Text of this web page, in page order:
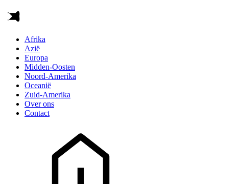
Afrika
Azië
Europa
Midden-Oosten
Noord-Amerika
Oceanië
Zuid-Amerika
Over ons
Contact